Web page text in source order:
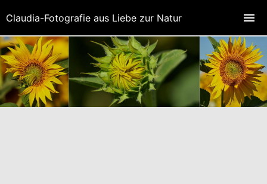
Claudia-Fotografie aus Liebe zur Natur